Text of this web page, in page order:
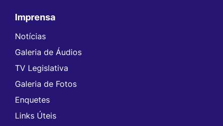
Imprensa
Notícias
Galeria de Áudios
TV Legislativa
Galeria de Fotos
Enquetes
Links Úteis